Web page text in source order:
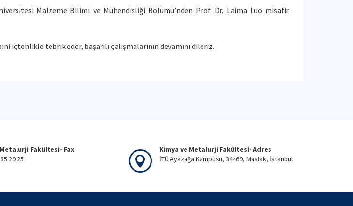
Malzeme Bilimi ve Mühendisliği Bölümü’nden Prof. Dr. Laima Luo misafir
içtenlikle tebrik eder, başarılı çalışmalarının devamını dileriz.
Fakültesi- Fax
29 25
Kimya ve Metalurji Fakültesi- Adres
İTÜ Ayazağa Kampüsü, 34469, Maslak, İstanbul